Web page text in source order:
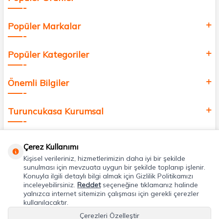
Popüler Markalar
Popüler Kategoriler
Önemli Bilgiler
Turuncukasa Kurumsal
Uygulamalarımız
Adres & İletişim
Çerez Kullanımı
Kişisel verileriniz, hizmetlerimizin daha iyi bir şekilde
sunulması için mevzuata uygun bir şekilde toplanıp işlenir.
Konuyla ilgili detaylı bilgi almak için Gizlilik Politikamızı
inceleyebilirsiniz. Reddetseçeneğine tıklamanız halinde
yalnızca internet sitemizin çalışması için gerekli çerezler
kullanılacaktır.
Çerezleri Özelleştir